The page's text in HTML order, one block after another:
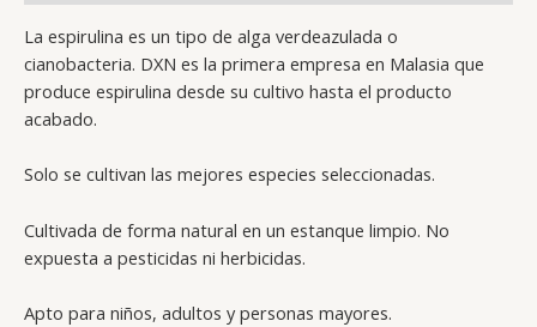
La espirulina es un tipo de alga verdeazulada o
cianobacteria. DXN es la primera empresa en Malasia que
produce espirulina desde su cultivo hasta el producto
acabado.
Solo se cultivan las mejores especies seleccionadas.
Cultivada de forma natural en un estanque limpio. No
expuesta a pesticidas ni herbicidas.
Apto para niños, adultos y personas mayores.